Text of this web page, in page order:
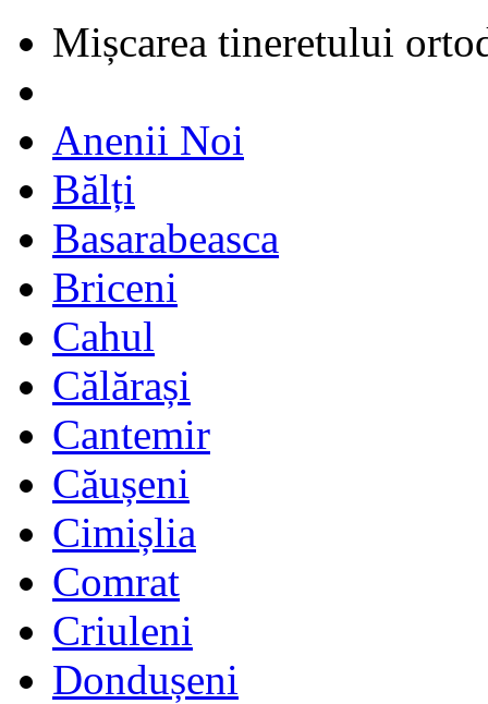
Mișcarea tineretului
Anenii Noi
Bălți
Basarabeasca
Briceni
Cahul
Călărași
Cantemir
Căușeni
Cimișlia
Comrat
Criuleni
Dondușeni